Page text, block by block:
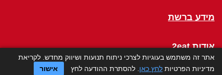
מידע ברשת
אודות 2eat
Click a Table
אתר זה משתמש בעוגיות לצרכי ניתוח תנועות ושיווק מחדש. לקריאת
מדיניות הפרטיות לחץ כאן . להסתרת ההודעה לחץ אישור